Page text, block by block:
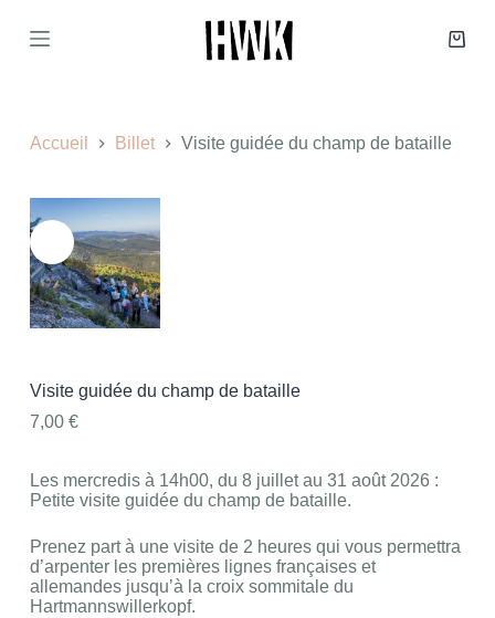
a
a
o
n
e
n
u
Accueil Billet Visite guidée du champ de bataille
Visite guidée du champ de bataille
7,00 €
Les mercredis à 14h00, du 8 juillet au 31 août 2026 :
Petite visite guidée du champ de bataille.
Prenez part à une visite de 2 heures qui vous permettra
d’arpenter les premières lignes françaises et
allemandes jusqu’à la croix sommitale du
Hartmannswillerkopf.